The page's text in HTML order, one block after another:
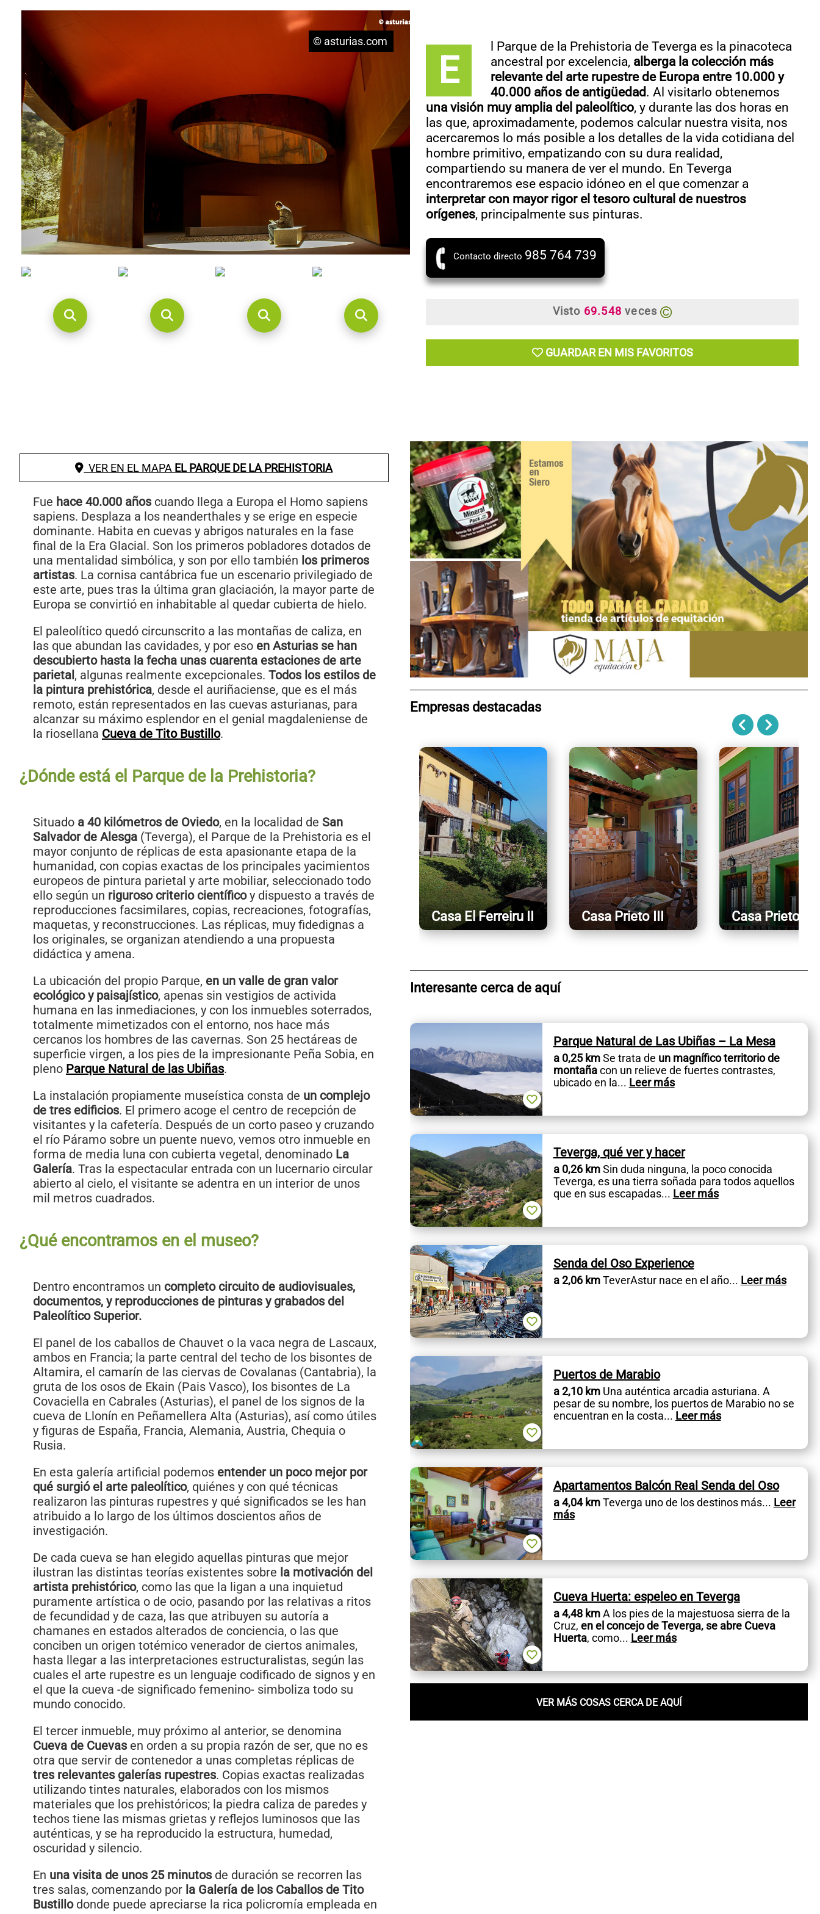
© asturias.com
E
l Parque de la Prehistoria de Teverga es la pinacoteca
ancestral por excelencia, alberga la colección más
relevante del arte rupestre de Europa entre 10.000 y
40.000 años de antigüedad. Al visitarlo obtenemos
una visión muy amplia del paleolítico, y durante las dos horas en
las que, aproximadamente, podemos calcular nuestra visita, nos
acercaremos lo más posible a los detalles de la vida cotidiana del
hombre primitivo, empatizando con su dura realidad,
compartiendo su manera de ver el mundo. En Teverga
encontraremos ese espacio idóneo en el que comenzar a
interpretar con mayor rigor el tesoro cultural de nuestros
orígenes, principalmente sus pinturas.
Contacto directo 985 764 739
Visto 69.548 veces
GUARDAR EN MIS FAVORITOS
VER EN EL MAPA EL PARQUE DE LA PREHISTORIA
Fue hace 40.000 añoscuando llega a Europa el Homo sapiens
sapiens. Desplaza a los neanderthales y se erige en especie
dominante. Habita en cuevas y abrigos naturales en la fase
final de la Era Glacial. Son los primeros pobladores dotados de
una mentalidad simbólica, y son por ello también los primeros
artistas. La cornisa cantábrica fue un escenario privilegiado de
este arte, pues tras la última gran glaciación, la mayor parte de
Europa se convirtió en inhabitable al quedar cubierta de hielo.
El paleolítico quedó circunscrito a las montañas de caliza, en
las que abundan las cavidades, y por eso en Asturias se han
descubierto hasta la fecha unas cuarenta estaciones de arte
parietal, algunas realmente excepcionales. Todos los estilos de
la pintura prehistórica, desde el auriñaciense, que es el más
remoto, están representados en las cuevas asturianas, para
alcanzar su máximo esplendor en el genial magdaleniense de
la riosellana Cueva de Tito Bustillo.
¿Dónde está el Parque de la Prehistoria?
Situado a 40 kilómetros de Oviedo, en la localidad de San
Salvador de Alesga (Teverga), el Parque de la Prehistoria es el
mayor conjunto de réplicas de esta apasionante etapa de la
humanidad, con copias exactas de los principales yacimientos
europeos de pintura parietal y arte mobiliar, seleccionado todo
ello según un riguroso criterio científicoy dispuesto a través de
reproducciones facsimilares, copias, recreaciones, fotografías,
maquetas, y reconstrucciones. Las réplicas, muy fidedignas a
los originales, se organizan atendiendo a una propuesta
didáctica y amena.
La ubicación del propio Parque, en un valle de gran valor
ecológico y paisajístico, apenas sin vestigios de activida
humana en las inmediaciones, y con los inmuebles soterrados,
totalmente mimetizados con el entorno, nos hace más
cercanos los hombres de las cavernas. Son 25 hectáreas de
superficie virgen, a los pies de la impresionante Peña Sobia, en
pleno Parque Natural de las Ubiñas.
La instalación propiamente museística consta de un complejo
de tres edificios. El primero acoge el centro de recepción de
visitantes y la cafetería. Después de un corto paseo y cruzando
el río Páramo sobre un puente nuevo, vemos otro inmueble en
forma de media luna con cubierta vegetal, denominado La
Galería. Tras la espectacular entrada con un lucernario circular
abierto al cielo, el visitante se adentra en un interior de unos
mil metros cuadrados.
¿Qué encontramos en el museo?
Dentro encontramos un completo circuito de audiovisuales,
documentos, y reproducciones de pinturas y grabados del
Paleolítico Superior.
El panel de los caballos de Chauvet o la vaca negra de Lascaux,
ambos en Francia; la parte central del techo de los bisontes de
Altamira, el camarín de las ciervas de Covalanas (Cantabria), la
gruta de los osos de Ekain (Pais Vasco), los bisontes de La
Covaciella en Cabrales (Asturias), el panel de los signos de la
cueva de Llonín en Peñamellera Alta (Asturias), así como útiles
y figuras de España, Francia, Alemania, Austria, Chequia o
Rusia.
En esta galería artificial podemos entender un poco mejor por
qué surgió el arte paleolítico, quiénes y con qué técnicas
realizaron las pinturas rupestres y qué significados se les han
atribuido a lo largo de los últimos doscientos años de
investigación.
De cada cueva se han elegido aquellas pinturas que mejor
ilustran las distintas teorías existentes sobre la motivación del
artista prehistórico, como las que la ligan a una inquietud
puramente artística o de ocio, pasando por las relativas a ritos
de fecundidad y de caza, las que atribuyen su autoría a
chamanes en estados alterados de conciencia, o las que
conciben un origen totémico venerador de ciertos animales,
hasta llegar a las interpretaciones estructuralistas, según las
cuales el arte rupestre es un lenguaje codificado de signos y en
el que la cueva -de significado femenino- simboliza todo su
mundo conocido.
El tercer inmueble, muy próximo al anterior, se denomina
Cueva de Cuevasen orden a su propia razón de ser, que no es
otra que servir de contenedor a unas completas réplicas de
tres relevantes galerías rupestres. Copias exactas realizadas
utilizando tintes naturales, elaborados con los mismos
materiales que los prehistóricos; la piedra caliza de paredes y
techos tiene las mismas grietas y reflejos luminosos que las
auténticas, y se ha reproducido la estructura, humedad,
oscuridad y silencio.
En una visita de unos 25 minutosde duración se recorren las
tres salas, comenzando por la Galería de los Caballos de Tito
Bustillodonde puede apreciarse la rica policromía empleada en
Empresas destacadas
Casa El Ferreiru II Casa Prieto III Casa Prieto IV
Interesante cerca de aquí
Parque Natural de Las Ubiñas – La Mesa
a 0,25 kmSe trata de un magnífico territorio de
montañacon un relieve de fuertes contrastes,
ubicado en la... Leer más
Teverga, qué ver y hacer
a 0,26 kmSin duda ninguna, la poco conocida
Teverga, es una tierra soñada para todos aquellos
que en sus escapadas... Leer más
Senda del Oso Experience
a 2,06 kmTeverAstur nace en el año... Leer más
Puertos de Marabio
a 2,10 kmUna auténtica arcadia asturiana. A
pesar de su nombre, los puertos de Marabio no se
encuentran en la costa... Leer más
Apartamentos Balcón Real Senda del Oso
a 4,04 kmTeverga uno de los destinos más... Leer
más
Cueva Huerta: espeleo en Teverga
a 4,48 kmA los pies de la majestuosa sierra de la
Cruz, en el concejo de Teverga, se abre Cueva
Huerta, como... Leer más
VER MÁS COSAS CERCA DE AQUÍ